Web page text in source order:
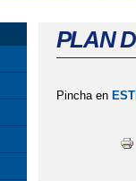
PLAN
Pincha en